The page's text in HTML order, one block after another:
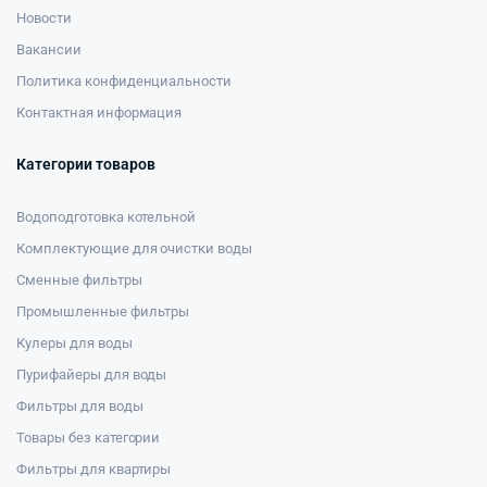
Новости
Вакансии
Политика конфиденциальности
Контактная информация
Категории товаров
Водоподготовка котельной
Комплектующие для очистки воды
Сменные фильтры
Промышленные фильтры
Кулеры для воды
Пурифайеры для воды
Фильтры для воды
Товары без категории
Фильтры для квартиры